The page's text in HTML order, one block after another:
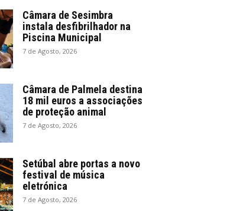
Câmara de Sesimbra
instala desfibrilhador na
Piscina Municipal
7 de Agosto, 2026
Câmara de Palmela destina
18 mil euros a associações
de proteção animal
7 de Agosto, 2026
Setúbal abre portas a novo
festival de música
eletrónica
7 de Agosto, 2026